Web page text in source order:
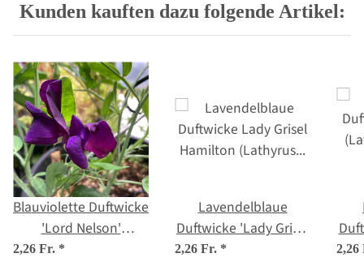
Kunden kauften dazu folgende Artikel:
Blauviolette Duftwicke
'Lord Nelson'
(Lathyrus odoratus)
2,26 Fr. *
Lavendelblaue
Duftwicke 'Lady Grisel
Hamilton' (Lathyrus
2,26 Fr. *